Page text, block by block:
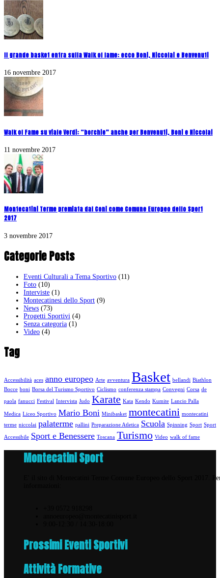
Il grande basket entra sulla Walk of fame: ecco Boni, Niccolai e Benvenuti
16 novembre 2017
Walk of Fame su viale Verdi: “borchie” anche per Benvenuti, Boni e Niccolai
11 novembre 2017
Montecatini Terme premiata dal Coni come Comune Europeo dello Sport
2017
3 novembre 2017
Categorie Posts
Eventi Culturali a Tema Sportivo (11)
Foto (10)
Interviste (1)
Montecatinesi dello Sport (9)
News (73)
Progetti Sportivi (4)
Senza categoria (1)
Video (4)
Tag
Accessibilità aces anno europeo Arte avventura Basket bellandi Biathlon
Bocce boni Borsa del Turismo Sportivo Ciclismo conferenza stampa Convegni Corsa de
paola fanucci Festival Intervista Judo Karate Kata Kendo Kumite Lancio Palla
Medica Liceo Sportivo Mario Boni Minibasket montecatini montecatini
terme niccolai palaterme pallini Preparazione Atletica Scuola Spinning Sport Sport
Accessibile Sport e Benessere Toscana Turismo Video walk of fame
Montecatini Sport
E' il sito di Montecatini Terme Comune Europeo dello Sport 2017.
Prossimi Eventi Sportivi
Attività Formative